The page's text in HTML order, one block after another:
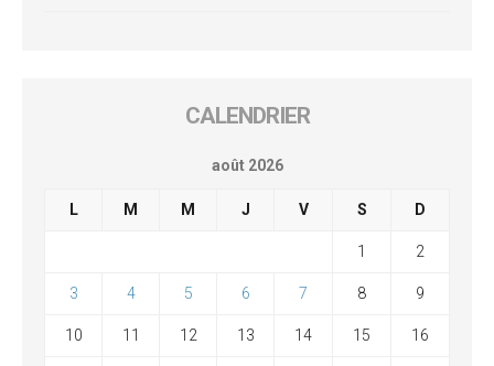
CALENDRIER
août 2026
L M M J V S D
1 2
3 4 5 6 7 8 9
10 11 12 13 14 15 16